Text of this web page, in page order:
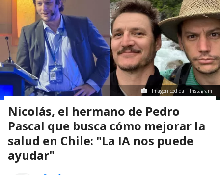
Imagen cedida | Instagram
Nicolás, el hermano de Pedro
Pascal que busca cómo mejorar la
salud en Chile: "La IA nos puede
ayudar"